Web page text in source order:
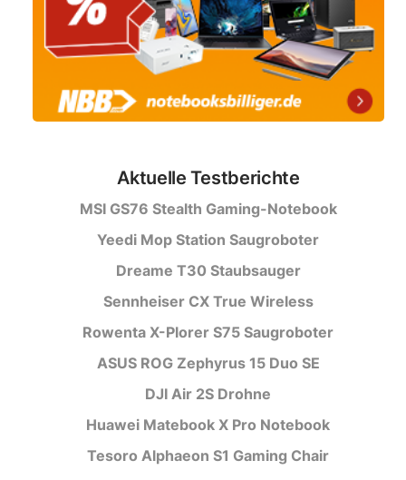
Aktuelle Testberichte
MSI GS76 Stealth Gaming-Notebook
Yeedi Mop Station Saugroboter
Dreame T30 Staubsauger
Sennheiser CX True Wireless
Rowenta X-Plorer S75 Saugroboter
ASUS ROG Zephyrus 15 Duo SE
DJI Air 2S Drohne
Huawei Matebook X Pro Notebook
Tesoro Alphaeon S1 Gaming Chair